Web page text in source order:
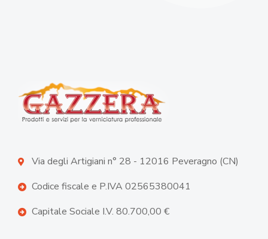
Via degli Artigiani n° 28 - 12016 Peveragno (CN)
Codice fiscale e P.IVA 02565380041
Capitale Sociale I.V. 80.700,00 €